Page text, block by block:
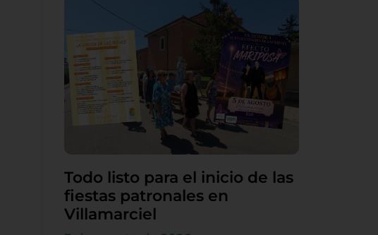
Todo listo para el inicio de las
fiestas patronales en
Villamarciel